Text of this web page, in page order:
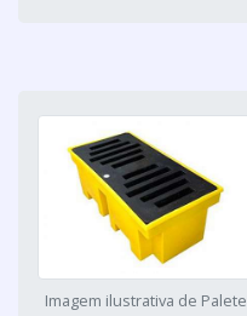
Imagem ilustrativa de Palete